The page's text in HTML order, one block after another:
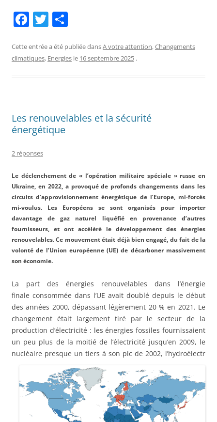
F
c
e
o
k
T
itt
er
ta
g
Cette entrée a été publiée dansA votre attention,Changements
climatiques, Energies le 16 septembre 2025 .
Les renouvelables et la sécurité
énergétique
2 réponses
Le déclenchement de « l’opération militaire spéciale » russe en
Ukraine, en 2022, a provoqué de profonds changements dans les
circuits d’approvisionnement énergétique de l’Europe, mi-forcés
mi-voulus. Les Européens se sont organisés pour importer
davantage de gaz naturel liquéfié en provenance d’autres
fournisseurs, et ont accéléré le développement des énergies
renouvelables. Ce mouvement était déjà bien engagé, du fait de la
volonté de l’Union européenne (UE) de décarboner massivement
son économie.
La part des énergies renouvelables dans l’énergie
finale consommée dans l’UE avait doublé depuis le début
des années 2000, dépassant légèrement 20 % en 2021. Le
changement était largement tiré par le secteur de la
production d’électricité : les énergies fossiles fournissaient
un peu plus de la moitié de l’électricité jusqu’en 2009, le
nucléaire presque un tiers à son pic de 2002, l’hydroélectr